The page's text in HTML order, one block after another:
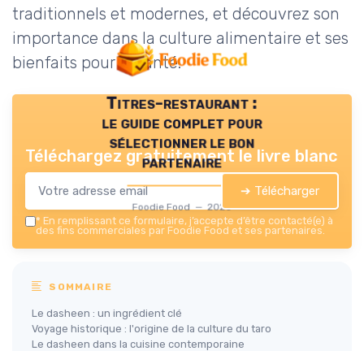
traditionnels et modernes, et découvrez son
importance dans la culture alimentaire et ses
bienfaits pour la santé.
Titres-restaurant :
le guide complet pour
sélectionner le bon
partenaire
Foodie Food — 2026
Téléchargez gratuitement le livre blanc
➔ Télécharger
* En remplissant ce formulaire, j’accepte d’être contacté(e) à
des fins commerciales par Foodie Food et ses partenaires.
SOMMAIRE
Le dasheen : un ingrédient clé
Voyage historique : l'origine de la culture du taro
Le dasheen dans la cuisine contemporaine